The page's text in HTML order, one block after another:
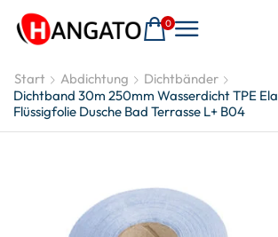
0
Start Abdichtung
Dichtbänder
Dichtband 30m 250mm Wasserdicht TPE
Flüssigfolie Dusche Bad Terrasse L+ B04